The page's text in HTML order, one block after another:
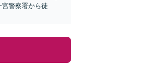
警察署から徒